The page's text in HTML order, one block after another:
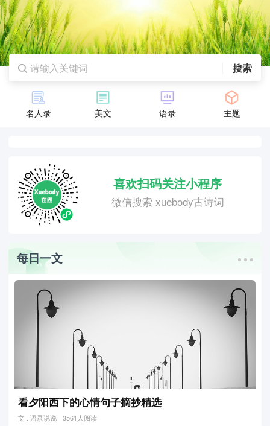
搜索
名人录 美文 语录 主题
喜欢扫码关注小程序
微信搜索 xuebody古诗词
每日一文
看夕阳西下的心情句子摘抄精选
文 . 语录说说 3561人阅读